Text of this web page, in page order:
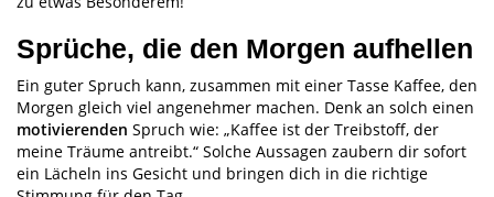
Sprüche, die den Morgen aufhellen
Ein guter Spruch kann, zusammen mit einer Tasse Kaffee, den
Morgen gleich viel angenehmer machen. Denk an solch einen
motivierenden Spruch wie: „Kaffee ist der Treibstoff, der
meine Träume antreibt.“ Solche Aussagen zaubern dir sofort
ein Lächeln ins Gesicht und bringen dich in die richtige